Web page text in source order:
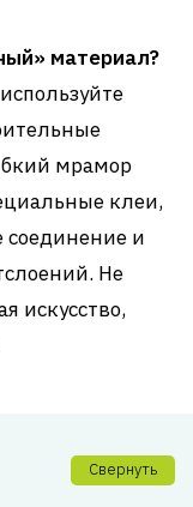
материал?
мрамор
клеи,
соединение и
Не
искусство,
Свернуть